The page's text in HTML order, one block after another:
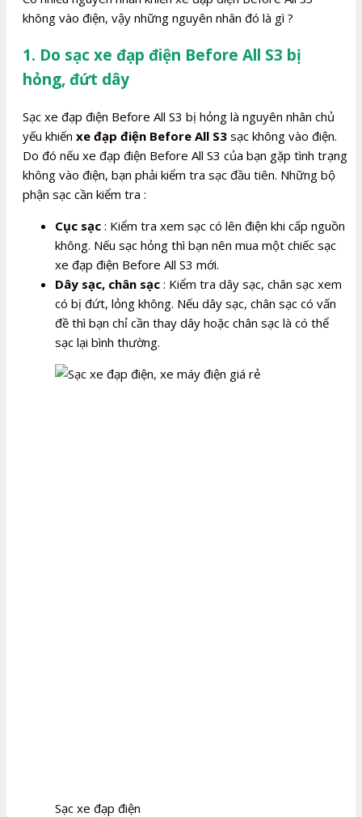
không vào điện, vậy những nguyên nhân đó là gì ?
1. Do sạc xe đạp điện Before All S3 bị
hỏng, đứt dây
Sạc xe đạp điện Before All S3 bị hỏng là nguyên nhân chủ
yếu khiến xe đạp điện Before All S3 sạc không vào điện.
Do đó nếu xe đạp điện Before All S3 của bạn gặp tình trạng
không vào điện, bạn phải kiểm tra sạc đầu tiên. Những bộ
phận sạc cần kiểm tra :
Cục sạc : Kiểm tra xem sạc có lên điện khi cấp nguồn
không. Nếu sạc hỏng thì bạn nên mua một chiếc sạc
xe đạp điện Before All S3 mới.
Dây sạc, chân sạc : Kiểm tra dây sạc, chân sạc xem
có bị đứt, lỏng không. Nếu dây sạc, chân sạc có vấn
đề thì bạn chỉ cần thay dây hoặc chân sạc là có thể
sạc lại bình thường.
Sạc xe đạp điện